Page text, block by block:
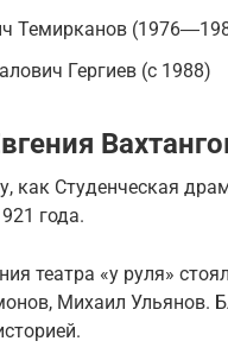
Темирканов
Гергиев (с 1988)
как Студенческая
года.
театра «у руля»
Михаил Ульянов.